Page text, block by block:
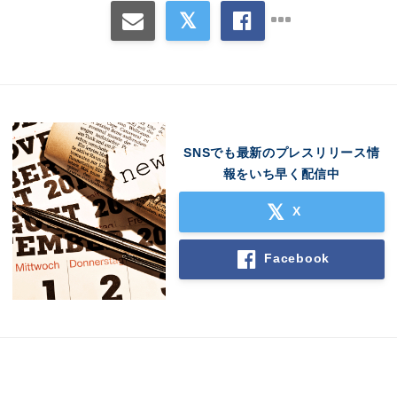
SNSでも最新のプレスリリース情
報をいち早く配信中
X
Facebook
English